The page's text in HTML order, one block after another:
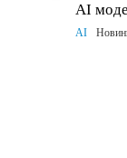
AI
Cyber-
AI